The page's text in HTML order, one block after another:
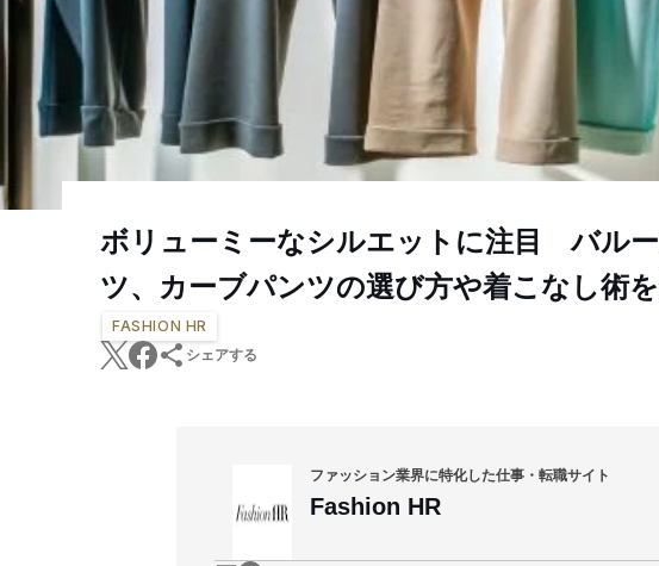
ボリューミーなシルエットに注目 バル
ツ、カーブパンツの選び方や着こなし術
FASHION HR
シェアする
ファッション業界に特化した仕事・転職サイト
Fashion HR